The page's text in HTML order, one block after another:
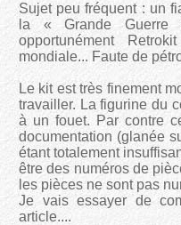
Sujet peu fréquent : un
la « Grande
opportunément
mondiale... Faute de
Le kit est très finement
travailler. La figurine du
à un fouet. Par contre
documentation (glanée
étant totalement
être des numéros de
les pièces ne sont pas
Je vais essayer de
article....